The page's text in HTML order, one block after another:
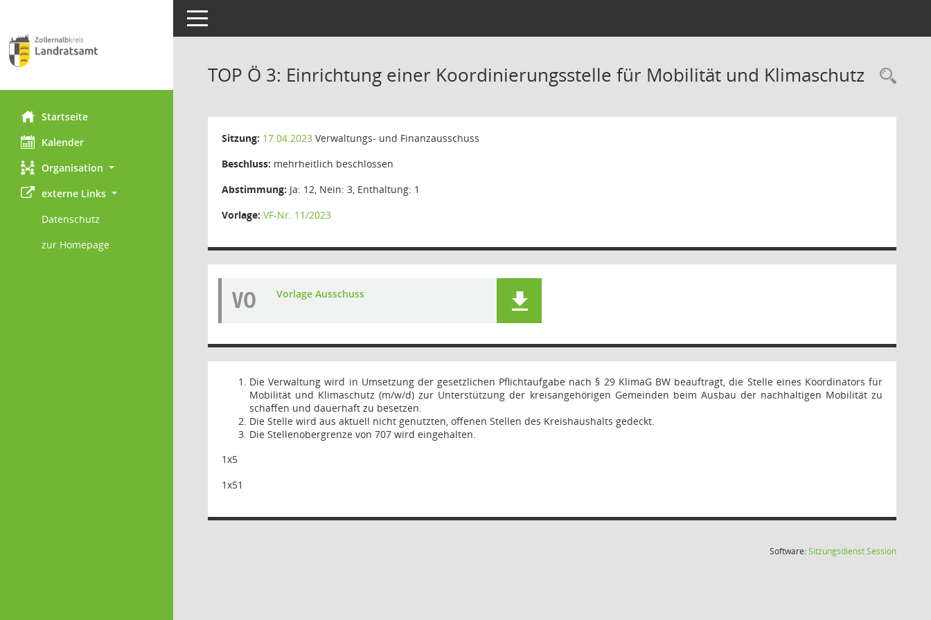
Startseite
Kalender
Organisation
externe Links
Datenschutz
zur Homepage
Toggle navigation
TOP Ö 3: Einrichtung einer Koordinierungsstelle für Mobilität und Klimaschutz
Sitzung: 17.04.2023 Verwaltungs- und Finanzausschuss
Beschluss: mehrheitlich beschlossen
Abstimmung: Ja: 12, Nein: 3, Enthaltung: 1
Vorlage: VF-Nr. 11/2023
VO Vorlage Ausschuss
Die Verwaltung wird in Umsetzung der gesetzlichen Pflichtaufgabe nach § 29 KlimaG BW beauftragt, die Stelle eines Koordinators für
Mobilität und Klimaschutz (m/w/d) zur Unterstützung der kreisangehörigen Gemeinden beim Ausbau der nachhaltigen Mobilität zu
schaffen und dauerhaft zu besetzen.
Die Stelle wird aus aktuell nicht genutzten, offenen Stellen des Kreishaushalts gedeckt.
Die Stellenobergrenze von 707 wird eingehalten.
1x5
1x51
Software:SitzungsdienstSession(Wird in